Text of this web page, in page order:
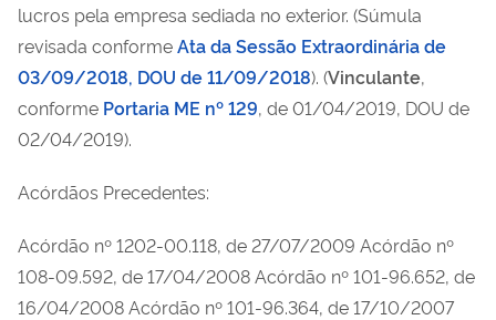
lucros pela empresa sediada no exterior. (Súmula
revisada conformeAta da Sessão Extraordinária de
03/09/2018, DOU de 11/09/2018). (Vinculante,
conforme Portaria ME nº 129, de 01/04/2019, DOU de
02/04/2019).
Acórdãos Precedentes:
Acórdão nº 1202-00.118, de 27/07/2009 Acórdão nº
108-09.592, de 17/04/2008 Acórdão nº 101-96.652, de
16/04/2008 Acórdão nº 101-96.364, de 17/10/2007